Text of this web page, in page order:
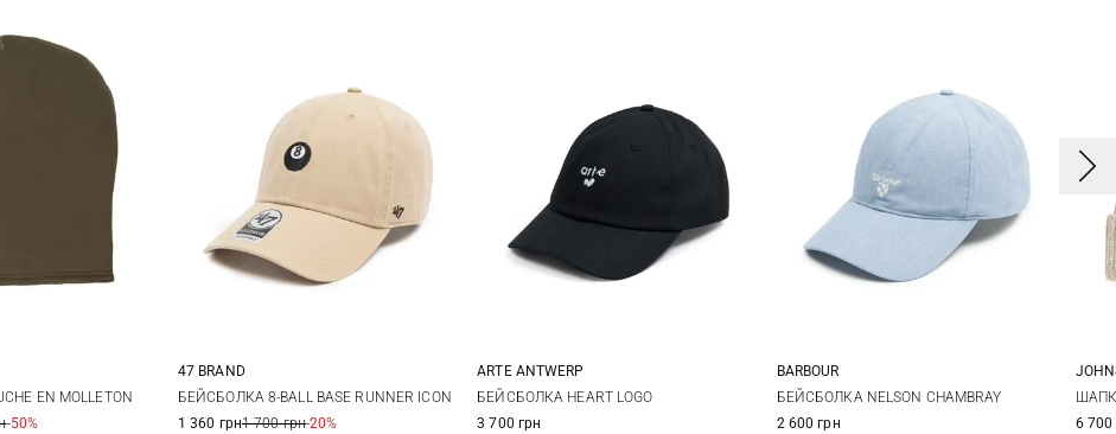
size
EN MOLLETON
-50%
One size
47 BRAND
БЕЙСБОЛКА 8-BALL BASE RUNNER ICON
1 360 грн1 700 грн-20%
One size
ARTE ANTWERP
БЕЙСБОЛКА HEART LOGO
3 700 грн
One size
BARBOUR
БЕЙСБОЛКА NELSON CHAMBRAY
2 600 грн
6 700